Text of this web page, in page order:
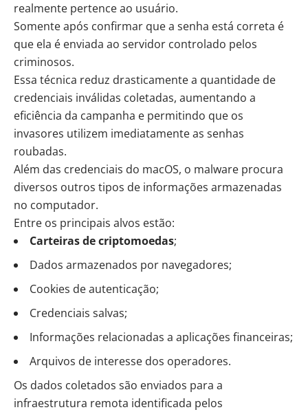
realmente pertence ao usuário.
Somente após confirmar que a senha está correta é
que ela é enviada ao servidor controlado pelos
criminosos.
Essa técnica reduz drasticamente a quantidade de
credenciais inválidas coletadas, aumentando a
eficiência da campanha e permitindo que os
invasores utilizem imediatamente as senhas
roubadas.
Além das credenciais do macOS, o malware procura
diversos outros tipos de informações armazenadas
no computador.
Entre os principais alvos estão:
Carteiras de criptomoedas;
Dados armazenados por navegadores;
Cookies de autenticação;
Credenciais salvas;
Informações relacionadas a aplicações financeiras;
Arquivos de interesse dos operadores.
Os dados coletados são enviados para a
infraestrutura remota identificada pelos